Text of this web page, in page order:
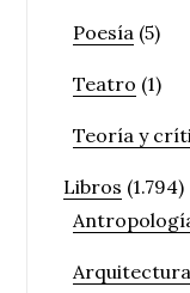
Poesía (5)
Teatro (1)
Teoría y
Libros (1.794)